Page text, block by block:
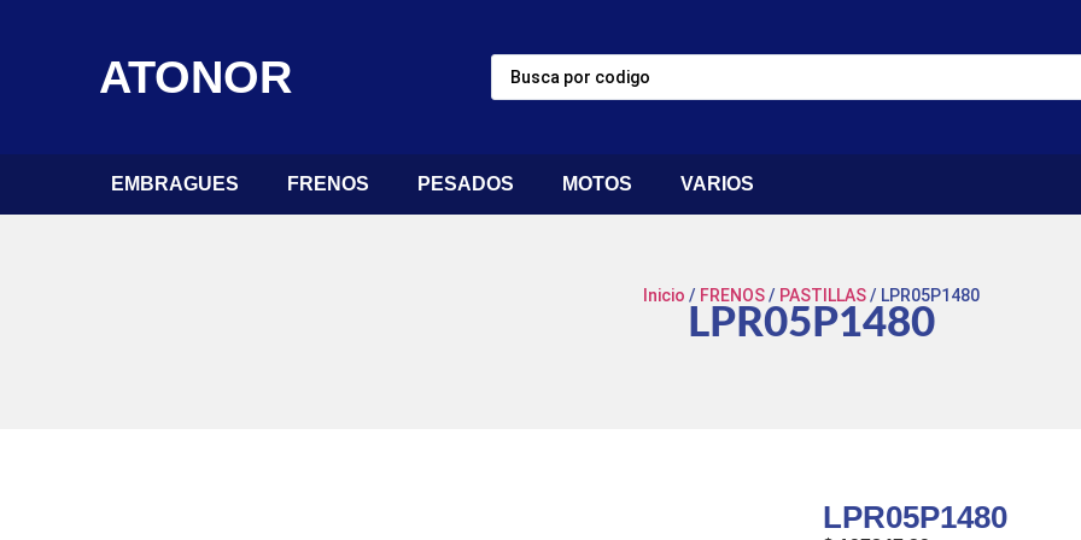
ATONOR
EMBRAGUES FRENOS PESADOS MOTOS VARIOS
Inicio / FRENOS/ PASTILLAS/ LPR05P1480
LPR05P1480
LPR05P1480